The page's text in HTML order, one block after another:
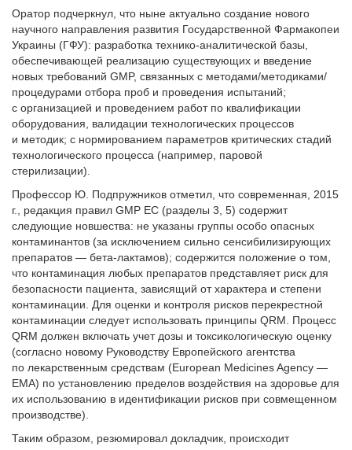
Оратор подчеркнул, что ныне актуально создание нового
научного направления развития Государственной Фармакопеи
Украины (ГФУ): разработка технико-аналитической базы,
обеспечивающей реализацию существующих и введение
новых требований GMP, связанных с методами/методиками/
процедурами отбора проб и проведения испытаний;
с организацией и проведением работ по квалификации
оборудования, валидации технологических процессов
и методик; с нормированием параметров критических стадий
технологического процесса (например, паровой
стерилизации).
Профессор Ю. Подпружников отметил, что современная, 2015
г., редакция правил GMP ЕС (разделы 3, 5) содержит
следующие новшества: не указаны группы особо опасных
контаминантов (за исключением сильно сенсибилизирующих
препаратов — бета-лактамов); содержится положение о том,
что контаминация любых препаратов представляет риск для
безопасности пациента, зависящий от характера и степени
контаминации. Для оценки и контроля рисков перекрестной
контаминации следует использовать принципы QRM. Процесс
QRM должен включать учет дозы и токсикологическую оценку
(согласно новому Руководству Европейского агентства
по лекарственным средствам (European Medicines Agency —
EMA) по установлению пределов воздействия на здоровье для
их использованию в идентификации рисков при совмещенном
производстве).
Таким образом, резюмировал докладчик, происходит